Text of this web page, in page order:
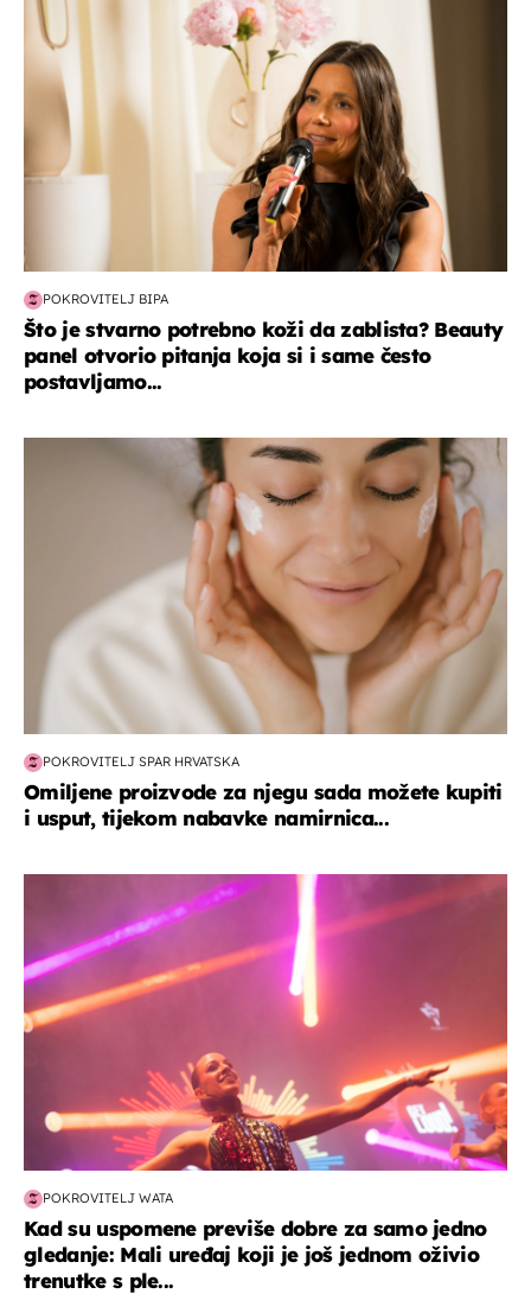
POKROVITELJ BIPA
Što je stvarno potrebno koži da zablista? Beauty
panel otvorio pitanja koja si i same često
postavljamo...
moda & ljepota
POKROVITELJ SPAR HRVATSKA
Omiljene proizvode za njegu sada možete kupiti
i usput, tijekom nabavke namirnica...
POKROVITELJ WATA
Kad su uspomene previše dobre za samo jedno
gledanje: Mali uređaj koji je još jednom oživio
trenutke s ple...